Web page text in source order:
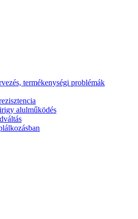
termékenységi problémák
alulműködés